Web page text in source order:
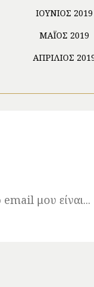
ΙΟΎΝΙΟΣ 2019
ΜΆΙΟΣ 2019
ΑΠΡΊΛΙΟΣ